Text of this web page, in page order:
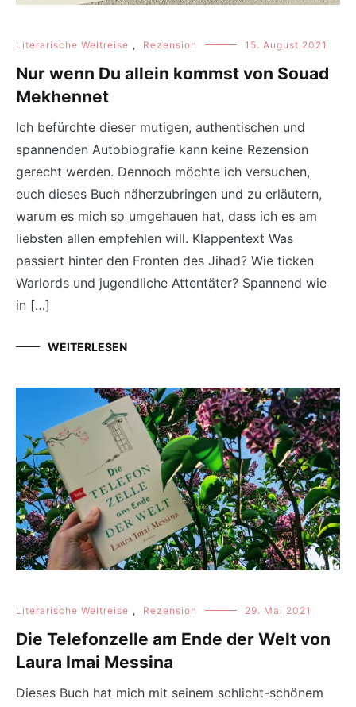
Literarische Weltreise , Rezension 15. August 2021
Nur wenn Du allein kommst von Souad
Mekhennet
Ich befürchte dieser mutigen, authentischen und
spannenden Autobiografie kann keine Rezension
gerecht werden. Dennoch möchte ich versuchen,
euch dieses Buch näherzubringen und zu erläutern,
warum es mich so umgehauen hat, dass ich es am
liebsten allen empfehlen will. Klappentext Was
passiert hinter den Fronten des Jihad? Wie ticken
Warlords und jugendliche Attentäter? Spannend wie
in […]
WEITERLESEN
Literarische Weltreise , Rezension 29. Mai 2021
Die Telefonzelle am Ende der Welt von
Laura Imai Messina
Dieses Buch hat mich mit seinem schlicht-schönem